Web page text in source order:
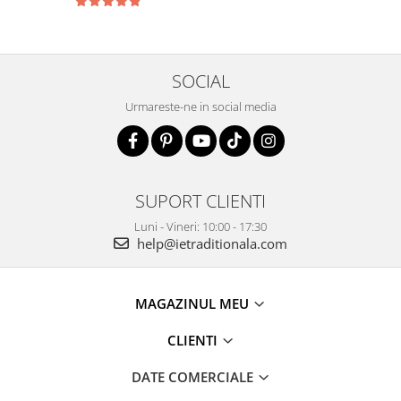
SOCIAL
Urmareste-ne in social media
SUPORT CLIENTI
Luni - Vineri: 10:00 - 17:30
help@ietraditionala.com
MAGAZINUL MEU
CLIENTI
DATE COMERCIALE